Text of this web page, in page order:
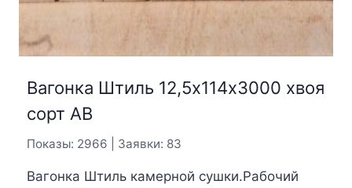
Вагонка Штиль 12,5х114х3000 хвоя
сорт АВ
Показы: 2966 | Заявки: 83
Вагонка Штиль камерной сушки.Рабочий